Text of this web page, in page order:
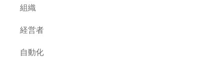
組織
経営者
自動化